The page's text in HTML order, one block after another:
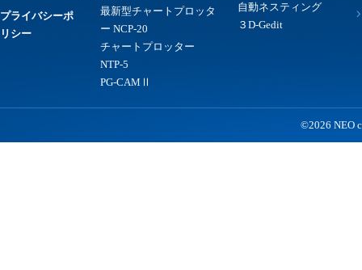
プライバシーポ
リシー
最新型チャートプロッタ
ー NCP-20
チャートプロッター
NTP-5
PG-CAMⅡ
自動ネスティング
３D-Gedit
©2026 NEO